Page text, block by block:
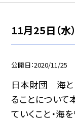
11月25日（
公開日 2020/11/25
日本財団 海と
ることについて
ていくこと・海